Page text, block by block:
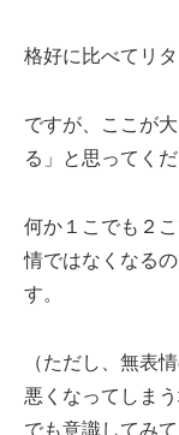
格好に比べてリ
ですが、ここが
る」と思ってくだ
何か１こでも２
情ではなくなる
す。
（ただし、無表
悪くなってしま
でも意識してみて